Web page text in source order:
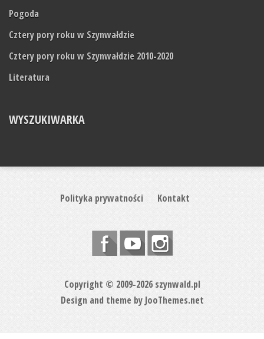
Pogoda
Cztery pory roku w Szynwałdzie
Cztery pory roku w Szynwałdzie 2010-2020
Literatura
WYSZUKIWARKA
Polityka prywatności Kontakt
Copyright © 2009-2026 szynwald.pl
Design and theme by JooThemes.net